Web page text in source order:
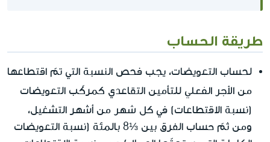
طريقة الحساب
لحساب التعويضات، يجب فحص النسبة التي تمّ اقتطاعها
من الأجر الفعلي للتأمين التقاعدي كمركّب التعويضات
(نسبة الاقتطاعات) في كل شهر من أشهر التشغيل،
ومن ثمّ حساب الفرق بين ⅓8 بالمئة (نسبة التعويضات